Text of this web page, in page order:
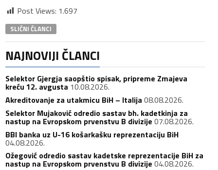
Post Views: 1.697
SLIČNI ČLANCI
NAJNOVIJI ČLANCI
Selektor Gjergja saopštio spisak, pripreme Zmajeva
kreću 12. avgusta 10.08.2026.
Akreditovanje za utakmicu BiH – Italija 08.08.2026.
Selektor Mujaković odredio sastav bh. kadetkinja za
nastup na Evropskom prvenstvu B divizije 07.08.2026.
BBI banka uz U-16 košarkašku reprezentaciju BiH
04.08.2026.
Ožegović odredio sastav kadetske reprezentacije BiH za
nastup na Evropskom prvenstvu B divizije 04.08.2026.